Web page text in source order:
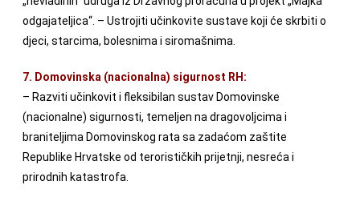
odgajateljica“. – Ustrojiti učinkovite sustave koji će skrbiti o
djeci, starcima, bolesnima i siromašnima.
7. Domovinska (nacionalna) sigurnost RH:
– Razviti učinkovit i fleksibilan sustav Domovinske
(nacionalne) sigurnosti, temeljen na dragovoljcima i
braniteljima Domovinskog rata sa zadaćom zaštite
Republike Hrvatske od terorističkih prijetnji, nesreća i
prirodnih katastrofa.